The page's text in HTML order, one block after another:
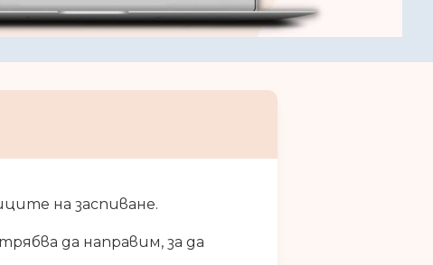
на заспиване.
да направим, за да